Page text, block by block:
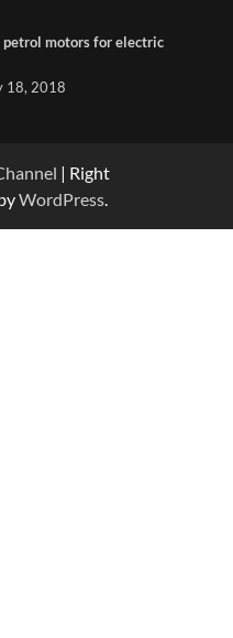
petrol motors for electric
18, 2018
| Right
WordPress.